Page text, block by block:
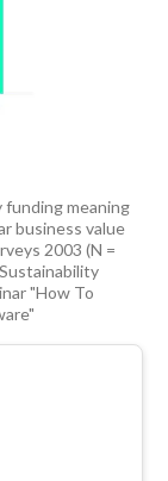
funding meaning
business value
2003 (N =
"How To